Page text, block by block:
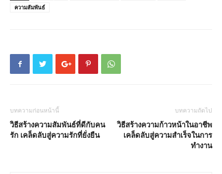
ความสัมพันธ์
บทความก่อนหน้านี้
วิธีสร้างความสัมพันธ์ที่ดีกับคน
รัก เคล็ดลับสู่ความรักที่ยั่งยืน
บทความถัดไป
วิธีสร้างความก้าวหน้าในอาชีพ
เคล็ดลับสู่ความสำเร็จในการ
ทำงาน